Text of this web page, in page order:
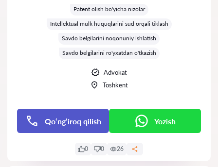
Patent olish bo'yicha nizolar
Intellektual mulk huquqlarini sud orqali tiklash
Savdo belgilarini noqonuniy ishlatish
Savdo belgilarini ro'yxatdan o'tkazish
Advokat
Toshkent
Qo‘ng‘iroq qilish Yozish
0 0 26